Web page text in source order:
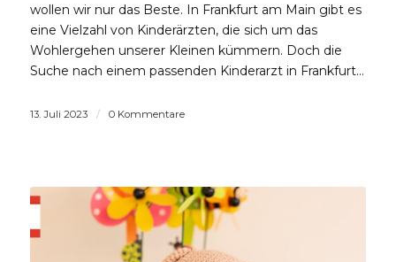
wollen wir nur das Beste. In Frankfurt am Main gibt es
eine Vielzahl von Kinderärzten, die sich um das
Wohlergehen unserer Kleinen kümmern. Doch die
Suche nach einem passenden Kinderarzt in Frankfurt…
13. Juli 2023 / 0 Kommentare